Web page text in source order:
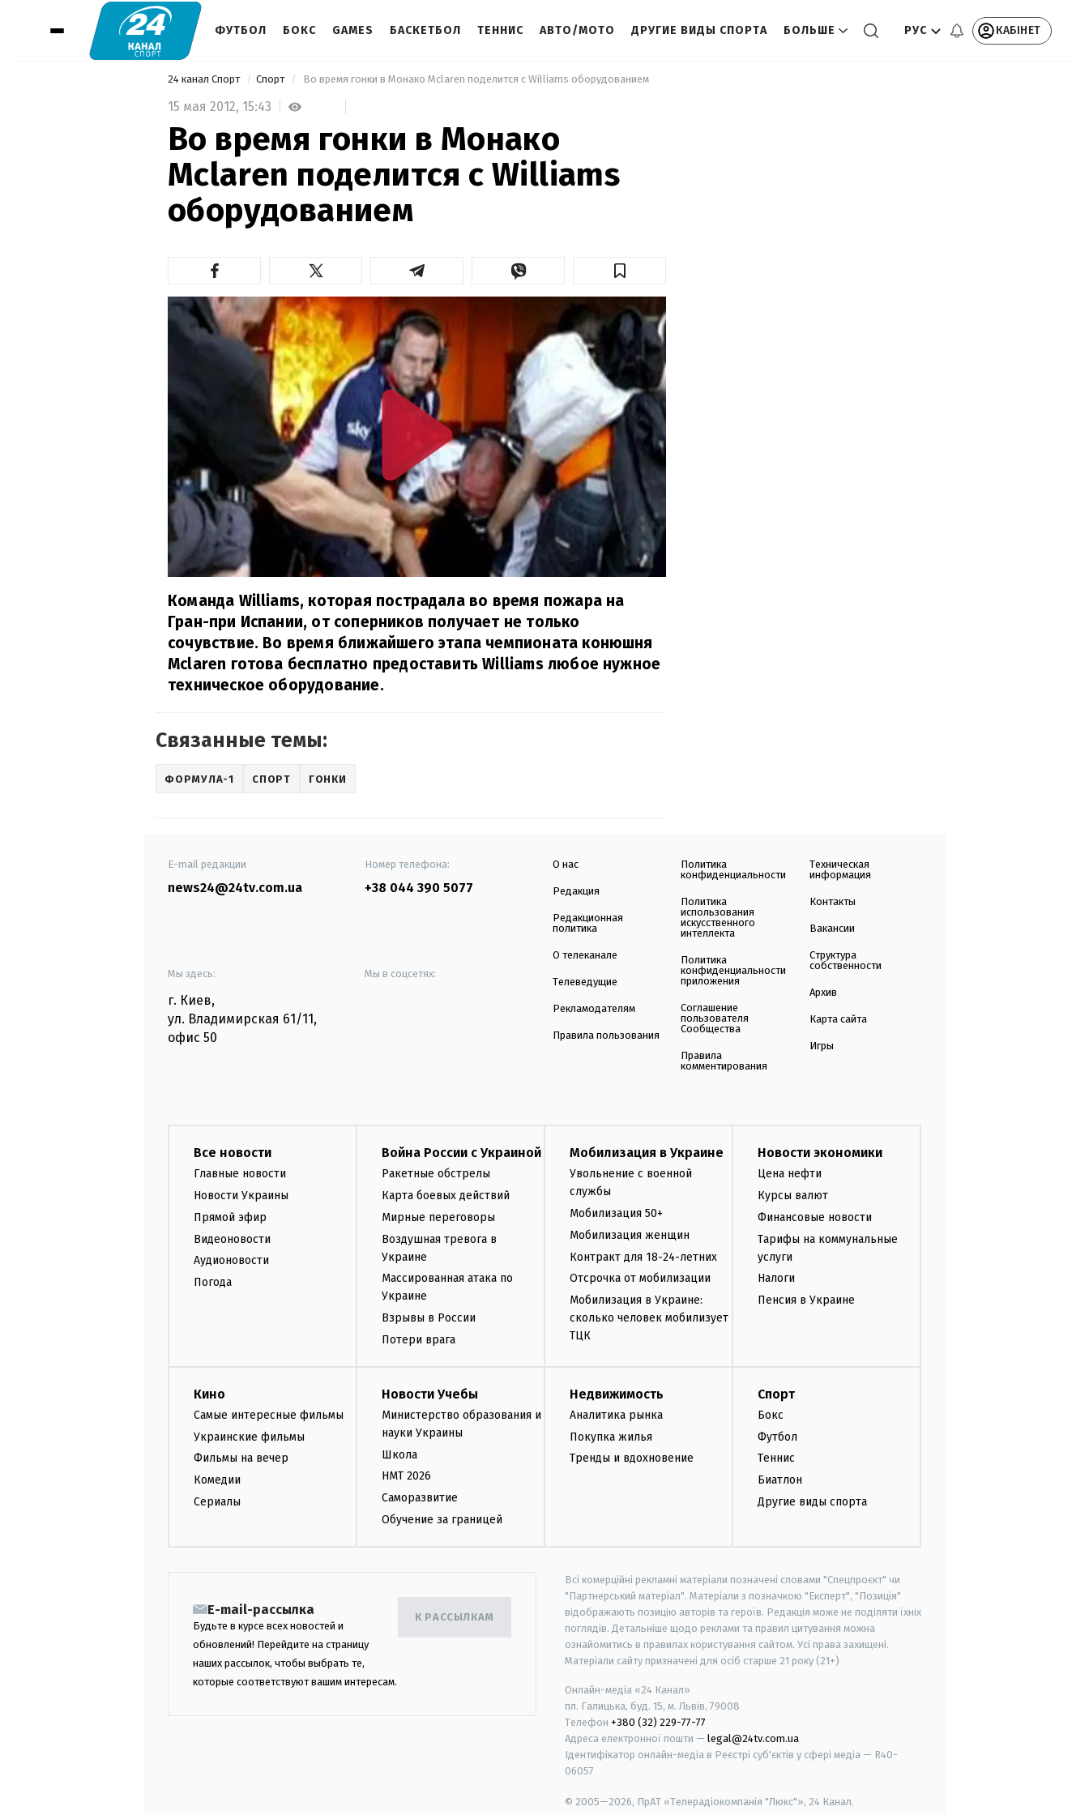
ФУТБОЛ БОКС GAMES БАСКЕТБОЛ ТЕННИС АВТО/МОТО ДРУГИЕ ВИДЫ СПОРТА БОЛЬШЕ РУС КАБІНЕТ
24 канал Спорт Спорт Во время гонки в Монако Mclaren поделится с Williams оборудованием
15 мая 2012, 15:43
Во время гонки в Монако
Mclaren поделится с Williams
оборудованием
Команда Williams, которая пострадала во время пожара на
Гран-при Испании, от соперников получает не только
сочувствие. Во время ближайшего этапа чемпионата конюшня
Mclaren готова бесплатно предоставить Williams любое нужное
техническое оборудование.
Связанные темы:
ФОРМУЛА-1 СПОРТ ГОНКИ
E-mail редакции
news24@24tv.com.ua
Номер телефона:
+38 044 390 5077
Мы здесь:
г. Киев,
ул. Владимирская 61/11,
офис 50
Мы в соцсетях:
О нас
Редакция
Редакционная
политика
О телеканале
Телеведущие
Рекламодателям
Правила пользования
Политика
конфиденциальности
Политика
использования
искусственного
интеллекта
Политика
конфиденциальности
приложения
Соглашение
пользователя
Сообщества
Правила
комментирования
Техническая
информация
Контакты
Вакансии
Структура
собственности
Архив
Карта сайта
Игры
Все новости
Главные новости
Новости Украины
Прямой эфир
Видеоновости
Аудионовости
Погода
Война России с Украиной
Ракетные обстрелы
Карта боевых действий
Мирные переговоры
Воздушная тревога в
Украине
Массированная атака по
Украине
Взрывы в России
Потери врага
Мобилизация в Украине
Увольнение с военной
службы
Мобилизация 50+
Мобилизация женщин
Контракт для 18-24-летних
Отсрочка от мобилизации
Мобилизация в Украине:
сколько человек мобилизует
ТЦК
Новости экономики
Цена нефти
Курсы валют
Финансовые новости
Тарифы на коммунальные
услуги
Налоги
Пенсия в Украине
Кино
Самые интересные фильмы
Украинские фильмы
Фильмы на вечер
Комедии
Сериалы
Новости Учебы
Министерство образования и
науки Украины
Школа
НМТ 2026
Саморазвитие
Обучение за границей
Недвижимость
Аналитика рынка
Покупка жилья
Тренды и вдохновение
Спорт
Бокс
Футбол
Теннис
Биатлон
Другие виды спорта
E-mail-рассылка
Будьте в курсе всех новостей и
обновлений! Перейдите на страницу
наших рассылок, чтобы выбрать те,
которые соответствуют вашим интересам.
К РАССЫЛКАМ
Всі комерційні рекламні матеріали позначені словами "Спецпроєкт" чи
"Партнерський матеріал". Матеріали з позначкою "Експерт", "Позиція"
відображають позицію авторів та героїв. Редакція може не поділяти їхніх
поглядів. Детальніше щодо реклами та правил цитування можна
ознайомитись в правилах користування сайтом. Усі права захищені.
Матеріали сайту призначені для осіб старше 21 року (21+)
Онлайн-медіа «24 Канал»
пл. Галицька, буд. 15, м. Львів, 79008
Телефон +380 (32) 229-77-77
Адреса електронної пошти — legal@24tv.com.ua
Ідентифікатор онлайн-медіа в Реєстрі суб'єктів у сфері медіа — R40-
06057
© 2005—2026, ПрАТ «Телерадіокомпанія "Люкс"», 24 Канал.